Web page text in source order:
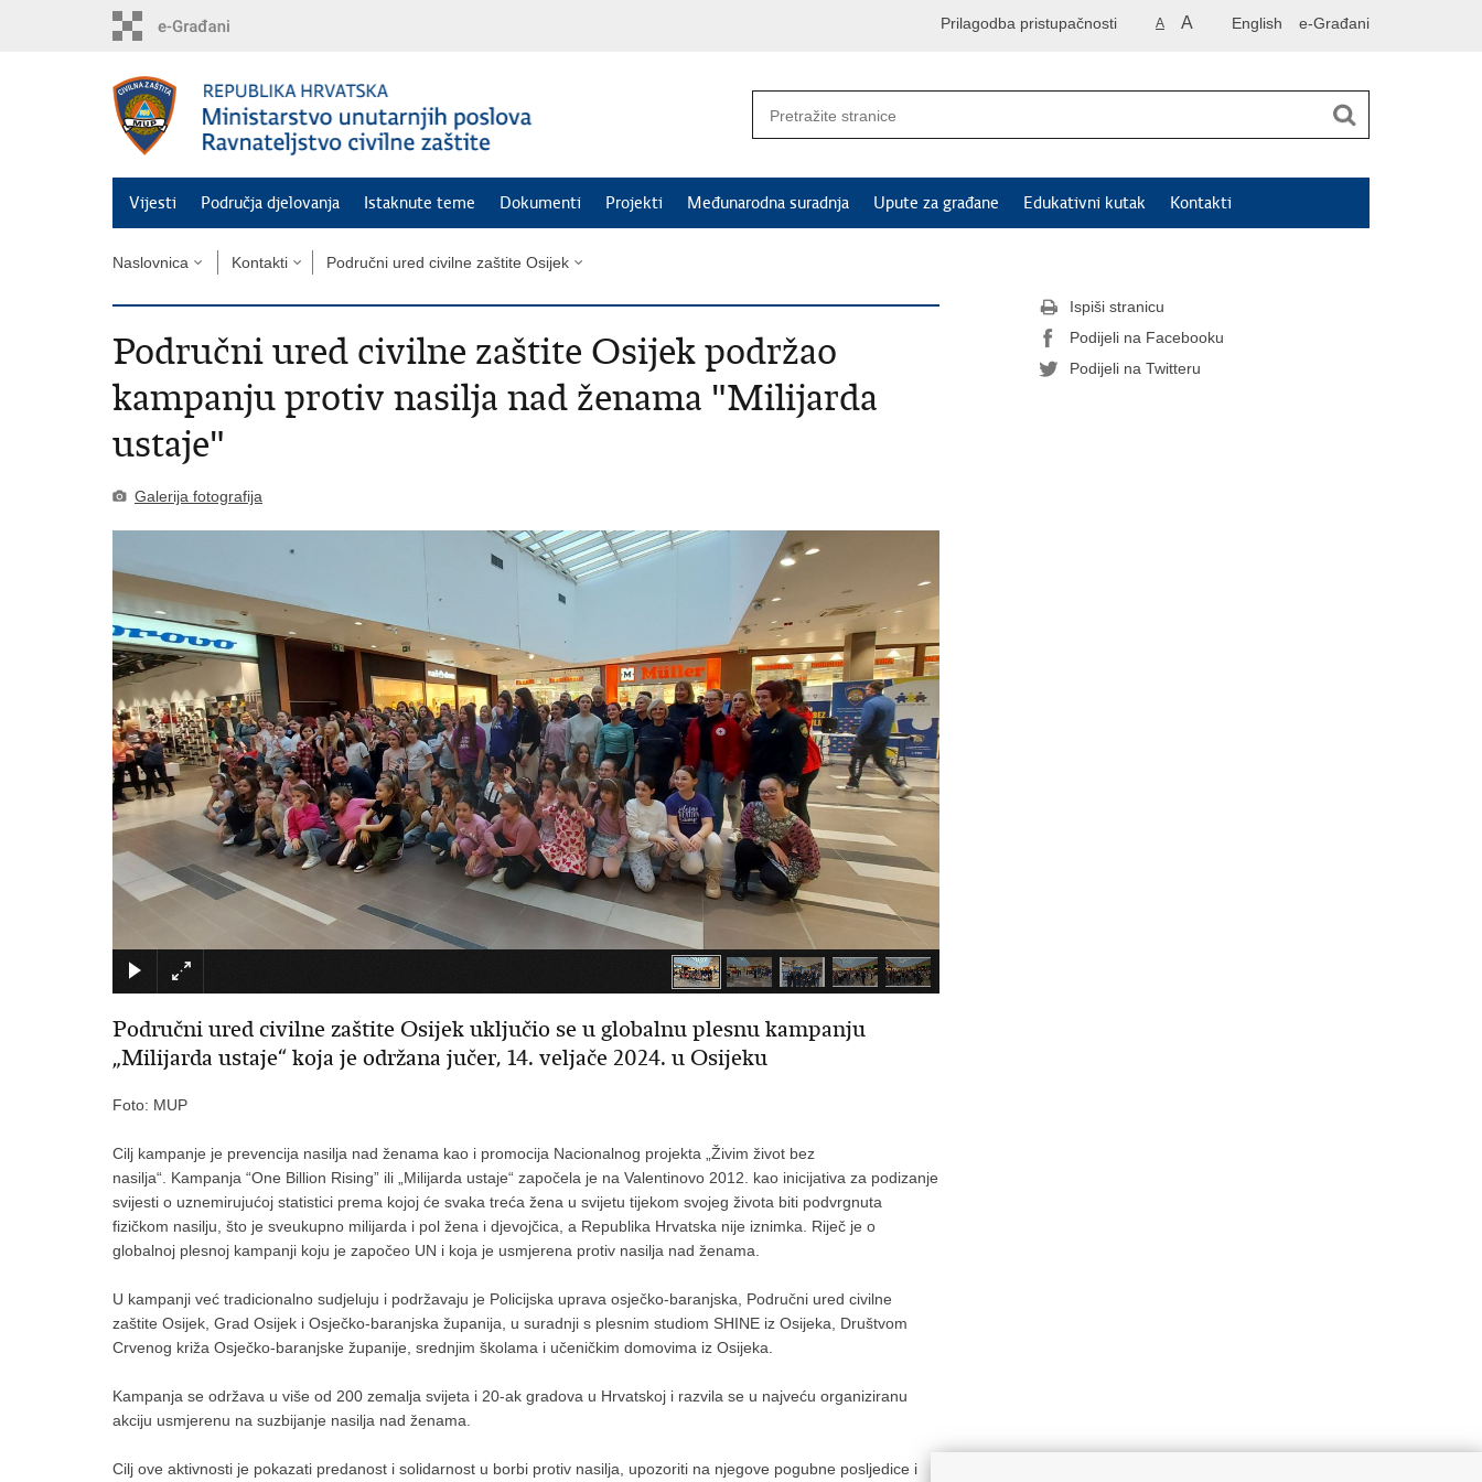
English e-Građani
A A
Prilagodba pristupačnosti
Vijesti Područja djelovanja Istaknute teme Dokumenti Projekti Međunarodna suradnja Upute za građane Edukativni kutak Kontakti
Naslovnica Kontakti Područni ured civilne zaštite Osijek
Područni ured civilne zaštite Osijek podržao
kampanju protiv nasilja nad ženama "Milijarda
ustaje"
Galerija fotografija
Područni ured civilne zaštite Osijek uključio se u globalnu plesnu kampanju
„Milijarda ustaje“ koja je održana jučer, 14. veljače 2024. u Osijeku
Foto: MUP
Cilj kampanje je prevencija nasilja nad ženama kao i promocija Nacionalnog projekta „Živim život bez
nasilja“. Kampanja “One Billion Rising” ili „Milijarda ustaje“ započela je na Valentinovo 2012. kao inicijativa za podizanje
svijesti o uznemirujućoj statistici prema kojoj će svaka treća žena u svijetu tijekom svojeg života biti podvrgnuta
fizičkom nasilju, što je sveukupno milijarda i pol žena i djevojčica, a Republika Hrvatska nije iznimka. Riječ je o
globalnoj plesnoj kampanji koju je započeo UN i koja je usmjerena protiv nasilja nad ženama.
U kampanji već tradicionalno sudjeluju i podržavaju je Policijska uprava osječko-baranjska, Područni ured civilne
zaštite Osijek, Grad Osijek i Osječko-baranjska županija, u suradnji s plesnim studiom SHINE iz Osijeka, Društvom
Crvenog križa Osječko-baranjske županije, srednjim školama i učeničkim domovima iz Osijeka.
Kampanja se održava u više od 200 zemalja svijeta i 20-ak gradova u Hrvatskoj i razvila se u najveću organiziranu
akciju usmjerenu na suzbijanje nasilja nad ženama.
Cilj ove aktivnosti je pokazati predanost i solidarnost u borbi protiv nasilja, upozoriti na njegove pogubne posljedice i
Ispiši stranicu
Podijeli na Facebooku
Podijeli na Twitteru